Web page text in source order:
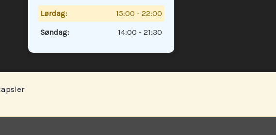
Lørdag: 15:00 - 22:00
Søndag: 14:00 - 21:30